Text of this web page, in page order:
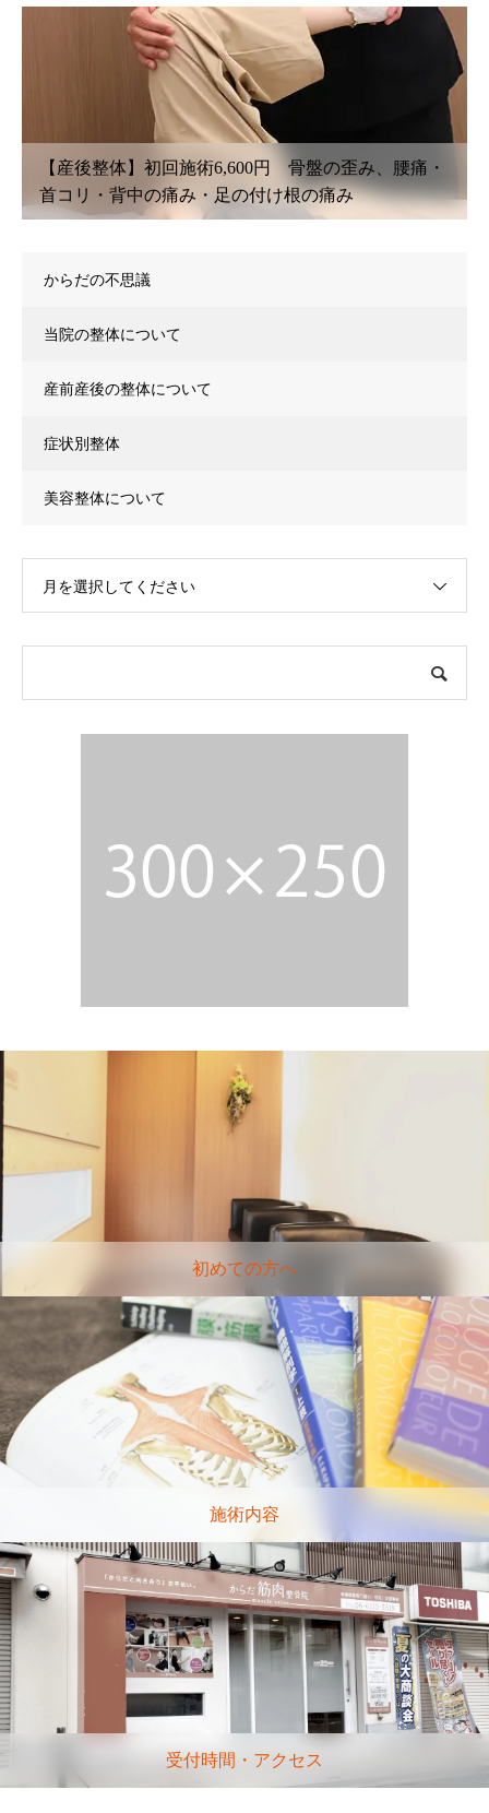
骨盤の歪み、腰痛・
根の痛み
【鍼灸初回治療】6,600円〜 腰痛
こり・首こり・頭痛・眼精疲労
からだの不思議
当院の整体について
産前産後の整体について
症状別整体
美容整体について
月を選択してください
初めての方へ
施術内容
受付時間・アクセス